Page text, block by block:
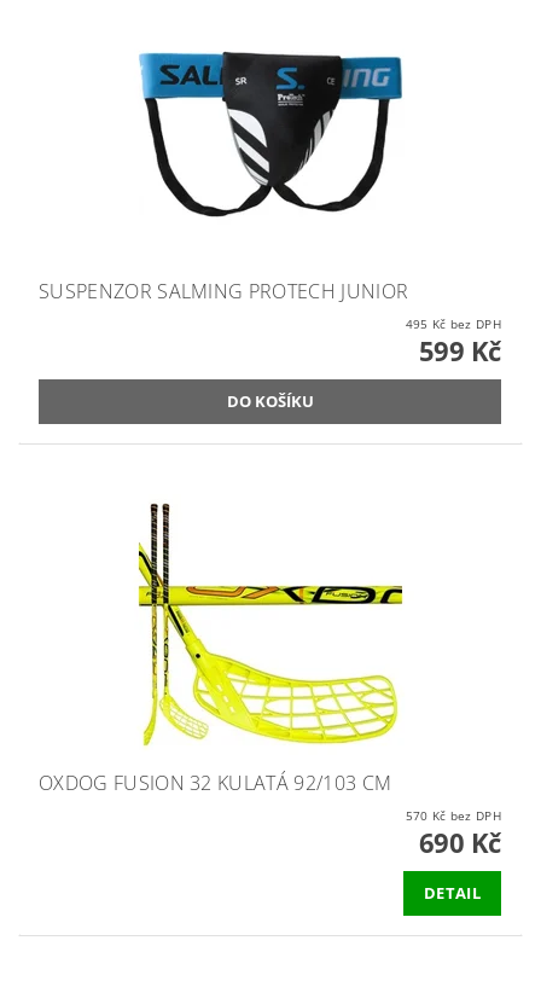
SUSPENZOR SALMING PROTECH JUNIOR
495 Kč bez DPH
599 Kč
OXDOG FUSION 32 KULATÁ 92/103 CM
570 Kč bez DPH
690 Kč
DETAIL